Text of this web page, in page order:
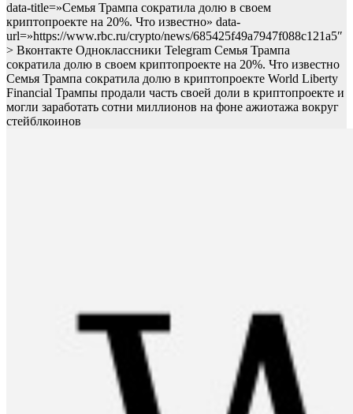
data-title=»Семья Трампа сократила долю в своем
криптопроекте на 20%. Что известно» data-
url=»https://www.rbc.ru/crypto/news/685425f49a7947f088c121a5″
> Вконтакте Одноклассники Telegram Семья Трампа
сократила долю в своем криптопроекте на 20%. Что известно
Семья Трампа сократила долю в криптопроекте World Liberty
Financial Трампы продали часть своей доли в криптопроекте и
могли заработать сотни миллионов на фоне ажиотажа вокруг
стейблкоинов